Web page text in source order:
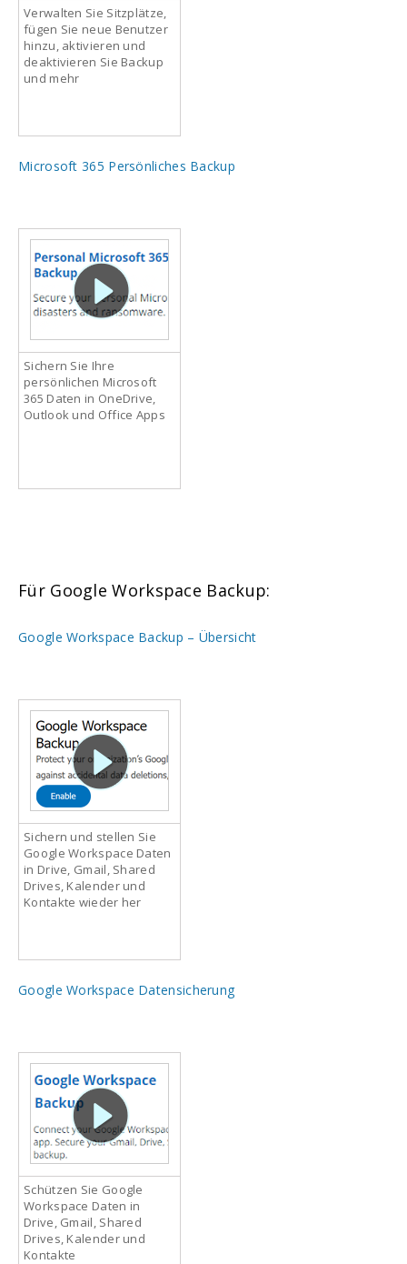
Verwalten Sie Sitzplätze,
fügen Sie neue Benutzer
hinzu, aktivieren und
deaktivieren Sie Backup
und mehr
Microsoft 365 Persönliches Backup
Sichern Sie Ihre
persönlichen Microsoft
365 Daten in OneDrive,
Outlook und Office Apps
Für Google Workspace Backup:
Google Workspace Backup – Übersicht
Sichern und stellen Sie
Google Workspace Daten
in Drive, Gmail, Shared
Drives, Kalender und
Kontakte wieder her
Google Workspace Datensicherung
Schützen Sie Google
Workspace Daten in
Drive, Gmail, Shared
Drives, Kalender und
Kontakte